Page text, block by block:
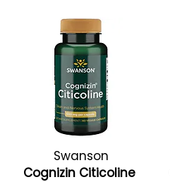
Swanson
Cognizin Citicoline